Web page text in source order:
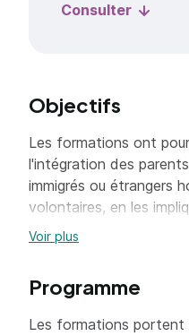
Consulter
Objectifs
Les formations ont
l'intégration des
immigrés ou étrangers
volontaires, en les
scolarité de leur enfant.
Voir plus
Programme
Les formations portent